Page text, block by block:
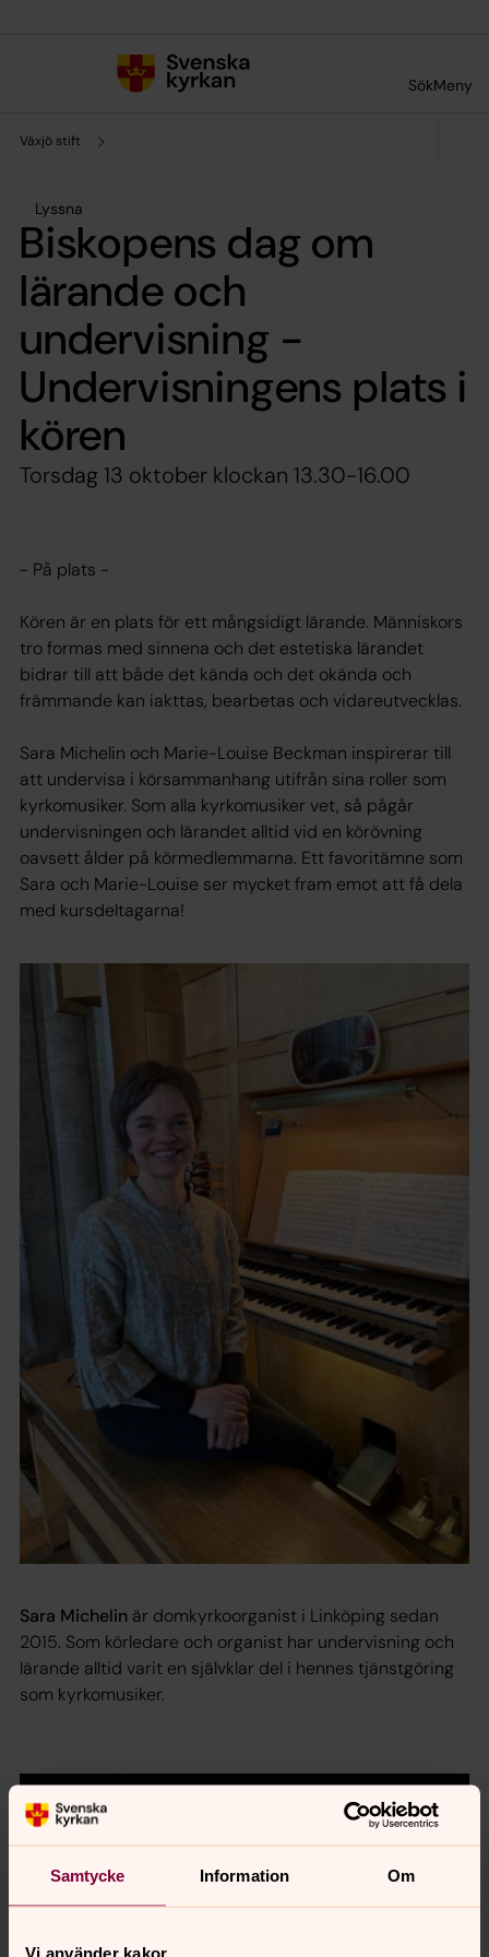
Samtycke Information Om
Vi använder kakor
SökMeny
Växjö stift
Lyssna
Biskopens dag om
lärande och
undervisning -
Undervisningens plats i
kören
Torsdag 13 oktober klockan 13.30-16.00
- På plats -
Kören är en plats för ett mångsidigt lärande. Människors
tro formas med sinnena och det estetiska lärandet
bidrar till att både det kända och det okända och
främmande kan iakttas, bearbetas och vidareutvecklas.
Sara Michelin och Marie-Louise Beckman inspirerar till
att undervisa i körsammanhang utifrån sina roller som
kyrkomusiker. Som alla kyrkomusiker vet, så pågår
undervisningen och lärandet alltid vid en körövning
oavsett ålder på körmedlemmarna. Ett favoritämne som
Sara och Marie-Louise ser mycket fram emot att få dela
med kursdeltagarna!
Sara Michelin är domkyrkoorganist i Linköping sedan
2015. Som körledare och organist har undervisning och
lärande alltid varit en självklar del i hennes tjänstgöring
som kyrkomusiker.